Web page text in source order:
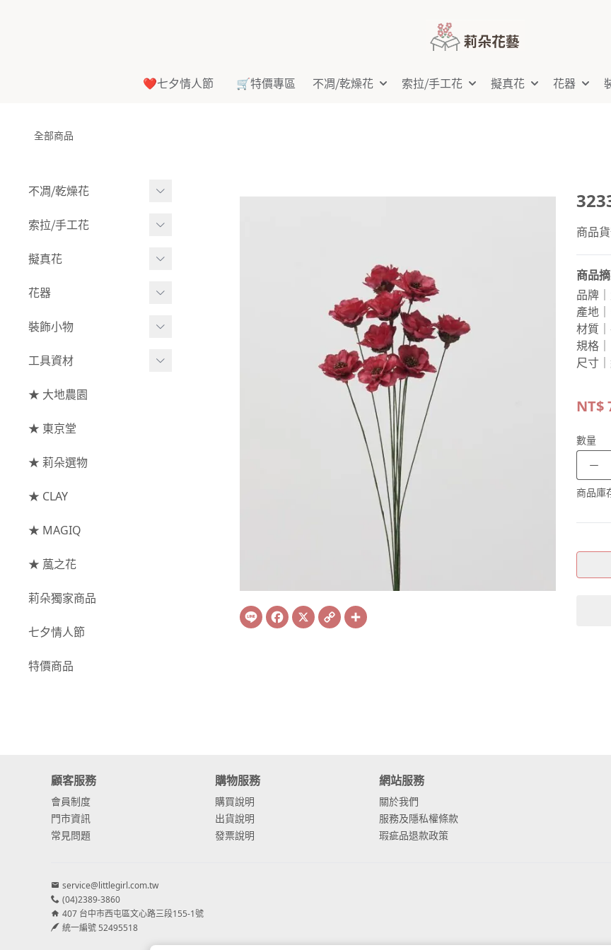
❤️七夕情人節 🛒特價專區 不凋⧸乾燥花 索拉⧸手工花 擬真花 花器
全部商品
不凋⧸乾燥花
多色組合
- 其他
玫瑰
大玫瑰
- 迷你玫瑰
- 庭園玫瑰
- 其他玫瑰
主花
菊花
-
蘭花⧸大理花
康乃馨
安娜貝爾繡球花
- 日本繡球花
-
重瓣繡球花
配花
- 滿天星⧸木滿天星
索拉⧸手工花
索拉花(有花莖)
- 莉朵獨家水染
- 大地農園
索拉花(僅花頭)
原色
擬真花
盆栽⧸成品
綜合花束
葉材⧸藤蔓
枝條
果實
花器
小型花器
中大型花器
捧花架⧸吊架
藤圈⧸注連繩
提籃
裝飾小物
裝飾⧸擺飾
花插
工具資材
工具⧸型錄
資材
★ 大地農園
★ 東京堂
★ 莉朵選物
★ CLAY
★ MAGIQ
★ 葻之花
莉朵獨家商品
七夕情人節
特價商品
Line Facebook
X Copy
Link
商品
商品
品牌
產地
材質
規格
尺寸
NT$
數量
－
商品庫
顧客服務
會員制度
門市資訊
常見問題
購物服務
購買說明
出貨說明
發票說明
網站服務
關於我們
服務及隱私權條款
瑕疵品退款政策
service@littlegirl.com.tw
(04)2389-3860
407 台中市西屯區文心路三段155-1號
統一編號 52495518